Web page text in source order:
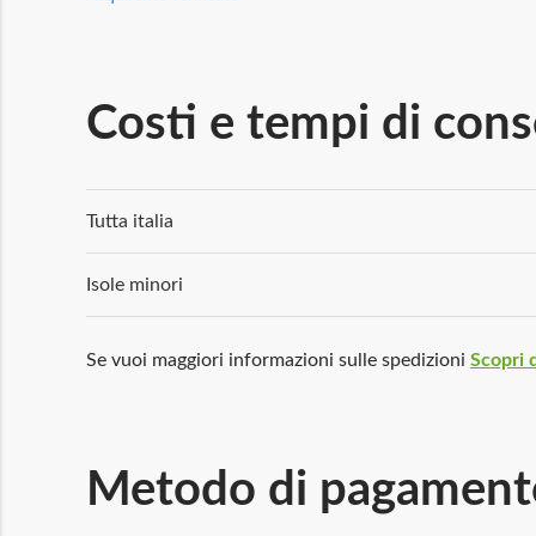
Costi e tempi di
Tutta italia
Isole minori
Se vuoi maggiori informazioni sulle spedizioni Scopri
Metodo di